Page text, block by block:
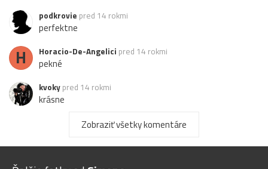
podkrovie pred 14 rokmi
perfektne
H Horacio-De-Angelici pred 14 rokmi
pekné
kvoky pred 14 rokmi
krásne
pred 14 rokmi
Zobraziť všetky komentáre